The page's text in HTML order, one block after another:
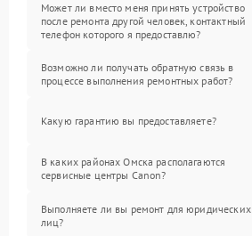
Может ли вместо меня принять устройство
после ремонта другой человек, контактный
телефон которого я предоставлю?
Возможно ли получать обратную связь в
процессе выполнения ремонтных работ?
Какую гарантию вы предоставляете?
В каких районах Омска располагаются
сервисные центры Canon?
Выполняете ли вы ремонт для юридических
лиц?